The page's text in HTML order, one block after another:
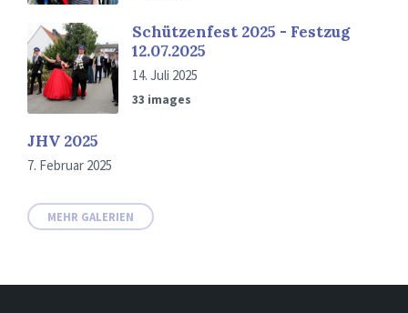
Schützenfest 2025 - Festzug
12.07.2025
14. Juli 2025
33 images
JHV 2025
7. Februar 2025
MEHR GALERIEN